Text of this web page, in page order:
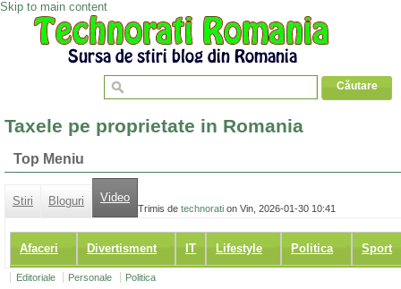
Skip to main content
Taxele pe proprietate in Romania
Top Meniu
Stiri Bloguri Video
Afaceri Divertisment IT Lifestyle Politica Sport
Trimis de technorati on Vin, 2026-01-30 10:41
Editoriale Personale Politica